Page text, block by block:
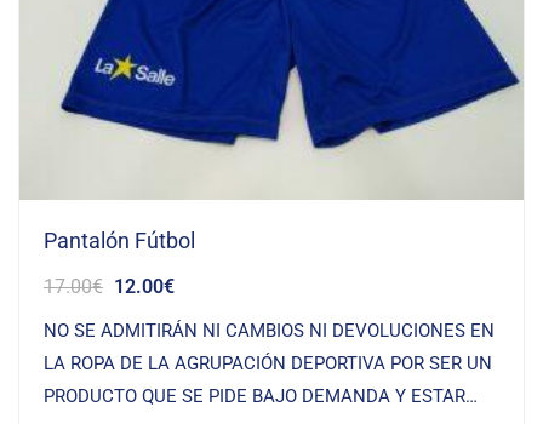
Pantalón Fútbol
17.00€ 12.00€
NO SE ADMITIRÁN NI CAMBIOS NI DEVOLUCIONES EN
LA ROPA DE LA AGRUPACIÓN DEPORTIVA POR SER UN
PRODUCTO QUE SE PIDE BAJO DEMANDA Y ESTAR